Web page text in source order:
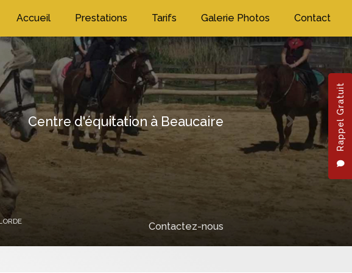
Rappel Gratuit
Accueil Prestations Tarifs Galerie Photos Contact
Centre d'équitation à Beaucaire
Contactez-nous
Next